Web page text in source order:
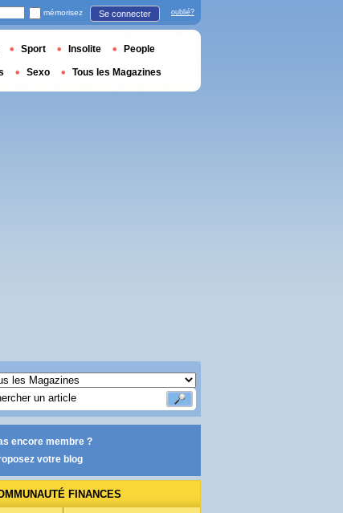
encore membre ?
votre blog
FINANCES
mémorisez Se connecter oublié?
Sport Insolite People
Sexo Tous les Magazines